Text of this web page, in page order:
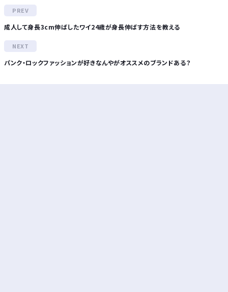
成人して身長3cm伸ばしたワイ24歳が身長伸ばす方法を教える
パンク・ロックファッションが好きなんやがオススメのブランドある？